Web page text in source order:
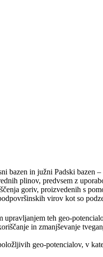
in južni Padski bazen
plinov, predvsem z
goriv, proizvedenih s
virov kot so
teh geo-
in zmanjševanje
geo-potencialov, v